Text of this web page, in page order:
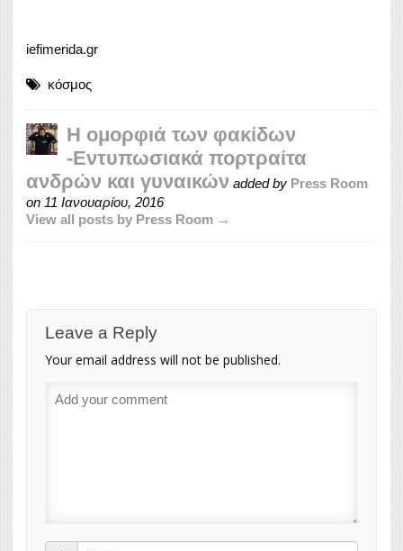
iefimerida.gr
κόσμος
Η ομορφιά των φακίδων
-Εντυπωσιακά πορτραίτα
ανδρών και γυναικών added by Press Room
on 11 Ιανουαρίου, 2016
View all posts by Press Room →
Leave a Reply
Your email address will not be published.